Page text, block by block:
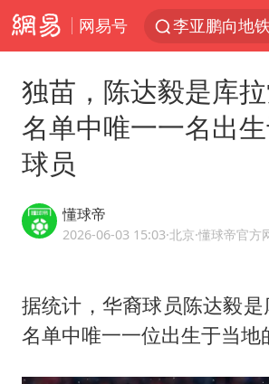
网易号
台风白海豚
独苗，陈达毅是库
名单中唯一一名出
球员
懂球帝
2026-06-03 15:03·北京·懂球帝官方
据统计，华裔球员陈达毅是
名单中唯一一位出生于当地